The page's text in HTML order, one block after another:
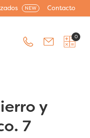
NEW Contacto
0
y
7